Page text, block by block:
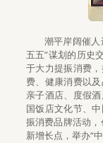
潮平岸阔催人
五五”谋划的历史
于大力提振消费
费、健康消费以
亲子酒店、度假
国饭店文化节、
振消费品牌活动
新增长点，举办“